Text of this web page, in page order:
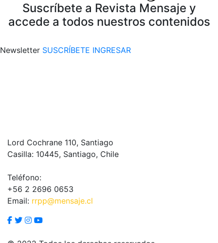
Suscríbete a Revista Mensaje y
accede a todos nuestros contenidos
Newsletter SUSCRÍBETE INGRESAR
Lord Cochrane 110, Santiago
Casilla: 10445, Santiago, Chile
Teléfono:
+56 2 2696 0653
Email: rrpp@mensaje.cl